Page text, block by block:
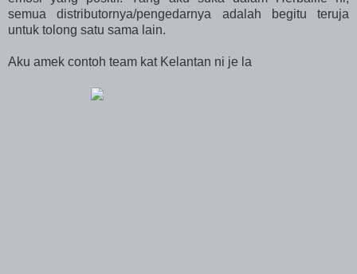
semua distributornya/pengedarnya adalah begitu teruja
untuk tolong satu sama lain.
Aku amek contoh team kat Kelantan ni je la